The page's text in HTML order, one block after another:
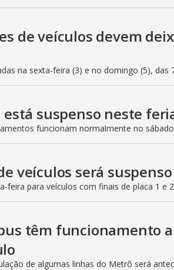
de veículos devem
na sexta-feira (3) e no domingo (5), das
está suspenso neste
funcionam normalmente no
veículos será
feira para veículos com finais de placa 1 e
têm funcionamento
de algumas linhas do Metrô será